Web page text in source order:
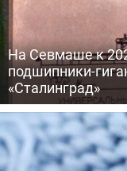
На Севмаше к
подшипники-
«Сталинград»